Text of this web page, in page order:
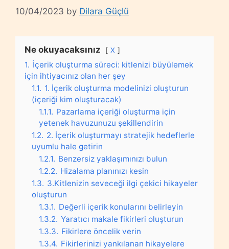
10/04/2023 by Dilara Güçlü
Ne okuyacaksınız X
1. İçerik oluşturma süreci: kitlenizi büyülemek
için ihtiyacınız olan her şey
1.1. 1. İçerik oluşturma modelinizi oluşturun
(içeriği kim oluşturacak)
1.1.1. Pazarlama içeriği oluşturma için
yetenek havuzunuzu şekillendirin
1.2. 2. İçerik oluşturmayı stratejik hedeflerle
uyumlu hale getirin
1.2.1. Benzersiz yaklaşımınızı bulun
1.2.2. Hizalama planınızı kesin
1.3. 3.Kitlenizin seveceği ilgi çekici hikayeler
oluşturun
1.3.1. Değerli içerik konularını belirleyin
1.3.2. Yaratıcı makale fikirleri oluşturun
1.3.3. Fikirlere öncelik verin
1.3.4. Fikirlerinizi yankılanan hikayelere